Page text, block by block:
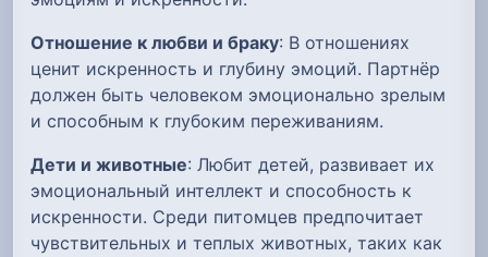
Отношение к любви и браку: В отношениях
ценит искренность и глубину эмоций. Партнёр
должен быть человеком эмоционально зрелым
и способным к глубоким переживаниям.
Дети и животные: Любит детей, развивает их
эмоциональный интеллект и способность к
искренности. Среди питомцев предпочитает
чувствительных и теплых животных, таких как